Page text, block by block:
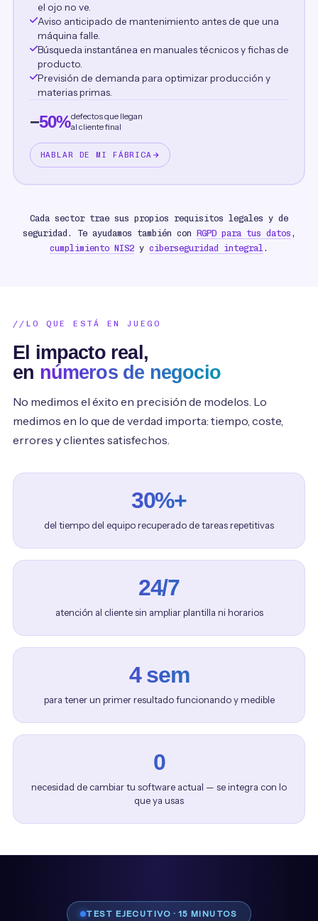
el ojo no ve.
Aviso anticipado de mantenimiento antes de que una
máquina falle.
Búsqueda instantánea en manuales técnicos y fichas de
producto.
Previsión de demanda para optimizar producción y
materias primas.
−50%defectos que llegan
al cliente final
HABLAR DE MI FÁBRICA
Cada sector trae sus propios requisitos legales y de
seguridad. Te ayudamos también con RGPD para tus datos ,
cumplimiento NIS2 y ciberseguridad integral.
LO QUE ESTÁ EN JUEGO
El impacto real,
en números de negocio
No medimos el éxito en precisión de modelos. Lo
medimos en lo que de verdad importa: tiempo, coste,
errores y clientes satisfechos.
30%+
del tiempo del equipo recuperado de tareas repetitivas
24/7
atención al cliente sin ampliar plantilla ni horarios
4 sem
para tener un primer resultado funcionando y medible
0
necesidad de cambiar tu software actual — se integra con lo
que ya usas
TEST EJECUTIVO · 15 MINUTOS